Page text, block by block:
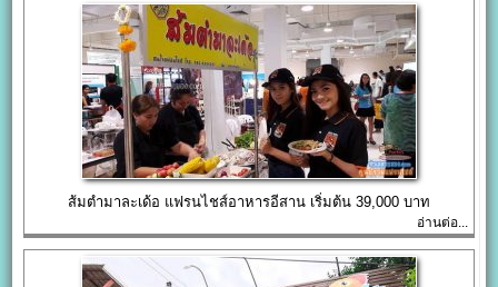
ส้มตำมาละเด้อ แฟรนไชส์อาหารอีสาน เริ่มต้น 39,000 บาท
อ่านต่อ...